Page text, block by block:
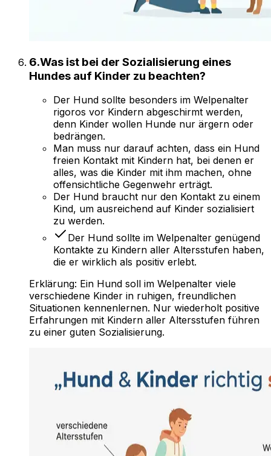
6.Was ist bei der Sozialisierung eines
Hundes auf Kinder zu beachten?
Der Hund sollte besonders im Welpenalter
rigoros vor Kindern abgeschirmt werden,
denn Kinder wollen Hunde nur ärgern oder
bedrängen.
Man muss nur darauf achten, dass ein Hund
freien Kontakt mit Kindern hat, bei denen er
alles, was die Kinder mit ihm machen, ohne
offensichtliche Gegenwehr erträgt.
Der Hund braucht nur den Kontakt zu einem
Kind, um ausreichend auf Kinder sozialisiert
zu werden.
Der Hund sollte im Welpenalter genügend
Kontakte zu Kindern aller Altersstufen haben,
die er wirklich als positiv erlebt.
Erklärung: Ein Hund soll im Welpenalter viele
verschiedene Kinder in ruhigen, freundlichen
Situationen kennenlernen. Nur wiederholt positive
Erfahrungen mit Kindern aller Altersstufen führen
zu einer guten Sozialisierung.